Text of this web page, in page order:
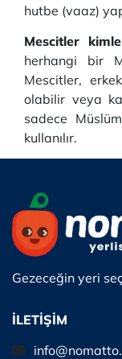
hutbe (vaaz)
Mescitler
herhangi bir
Mescitler,
olabilir veya
sadece
kullanılır.
Gezeceğin yeri
İLETİŞİM